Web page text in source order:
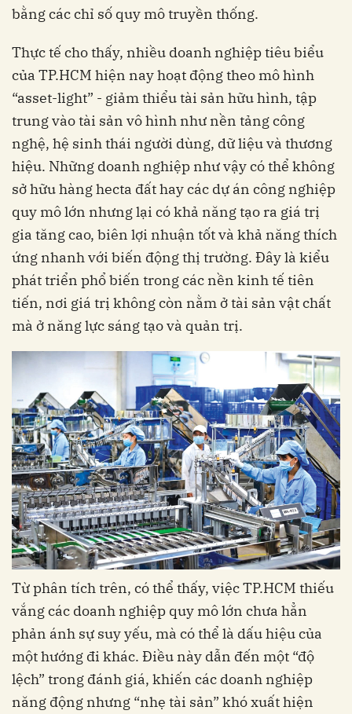
bằng các chỉ số quy mô truyền thống.
Thực tế cho thấy, nhiều doanh nghiệp tiêu biểu
của TP.HCM hiện nay hoạt động theo mô hình
“asset-light” - giảm thiểu tài sản hữu hình, tập
trung vào tài sản vô hình như nền tảng công
nghệ, hệ sinh thái người dùng, dữ liệu và thương
hiệu. Những doanh nghiệp như vậy có thể không
sở hữu hàng hecta đất hay các dự án công nghiệp
quy mô lớn nhưng lại có khả năng tạo ra giá trị
gia tăng cao, biên lợi nhuận tốt và khả năng thích
ứng nhanh với biến động thị trường. Đây là kiểu
phát triển phổ biến trong các nền kinh tế tiên
tiến, nơi giá trị không còn nằm ở tài sản vật chất
mà ở năng lực sáng tạo và quản trị.
Từ phân tích trên, có thể thấy, việc TP.HCM thiếu
vắng các doanh nghiệp quy mô lớn chưa hẳn
phản ánh sự suy yếu, mà có thể là dấu hiệu của
một hướng đi khác. Điều này dẫn đến một “độ
lệch” trong đánh giá, khiến các doanh nghiệp
năng động nhưng “nhẹ tài sản” khó xuất hiện